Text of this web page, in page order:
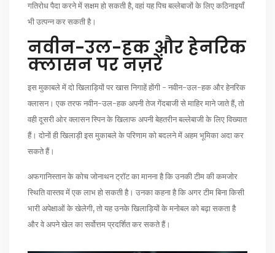
गतिरोध पैदा करने में सक्षम हो सकती है, वहां यह पिच बल्लेबाजों के लिए कठिनाइयाँ
भी उत्पन्न कर सकती है।
नवीन-उल-हक और हेनरिक
क्लासन पर नज़रें
इस मुकाबले में दो खिलाड़ियों पर खास निगाहें होंगी - नवीन-उल-हक और हेनरिक
क्लासन। एक तरफ नवीन-उल-हक अपनी तेज गेंदबाजी से माहिर माने जाते हैं, तो
वही दूसरी ओर क्लासन स्पिन के खिलाफ अपनी बेहतरीन बल्लेबाजी के लिए विख्यात
हैं। दोनों ही खिलाड़ी इस मुकाबले के परिणाम को बदलने में अहम भूमिका अदा कर
सकते हैं।
अफगानिस्तान के कोच जोनाथन ट्रॉट का मानना है कि उनकी टीम की कमजोर
स्थिति वास्तव में एक लाभ हो सकती है। उनका कहना है कि अगर टीम बिना किसी
भारी अपेक्षाओं के खेलेगी, तो यह उनके खिलाड़ियों के मनोबल को बढ़ा सकता है
और वे अपने खेल का सर्वोत्तम प्रदर्शित कर सकते हैं।